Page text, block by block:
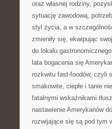
oraz własnej rodziny,
sytuację zawodową,
styl życia, a w
zmieniły się, ekwipując
do lokalu
lata bogacenia się
rozkwitu fast-foodów, czyli
smakowite, ciepłe i tanie
fatalnymi wskaźnikami
nastawienie Amerykanów
rozwijające się są pod tym